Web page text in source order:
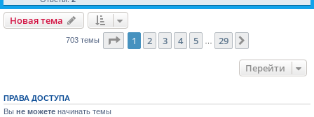
Новая тема
703 темы Страница из 29
1 2 3 4 5 29
Перейти
ПРАВА ДОСТУПА
Вы не можете начинать темы